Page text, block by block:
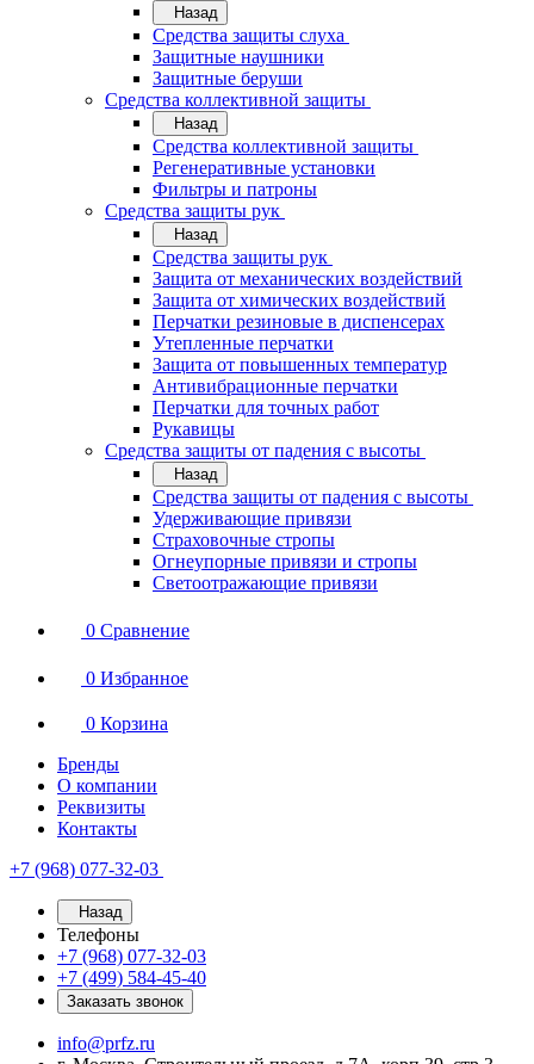
Назад
Средства защиты слуха
Защитные наушники
Защитные беруши
Средства коллективной защиты
Назад
Средства коллективной защиты
Регенеративные установки
Фильтры и патроны
Средства защиты рук
Назад
Средства защиты рук
Защита от механических воздействий
Защита от химических воздействий
Перчатки резиновые в диспенсерах
Утепленные перчатки
Защита от повышенных температур
Антивибрационные перчатки
Перчатки для точных работ
Рукавицы
Средства защиты от падения с высоты
Назад
Средства защиты от падения с высоты
Удерживающие привязи
Страховочные стропы
Огнеупорные привязи и стропы
Светоотражающие привязи
0 Сравнение
0 Избранное
0 Корзина
Бренды
О компании
Реквизиты
Контакты
+7 (968) 077-32-03
Назад
Телефоны
+7 (968) 077-32-03
+7 (499) 584-45-40
Заказать звонок
info@prfz.ru